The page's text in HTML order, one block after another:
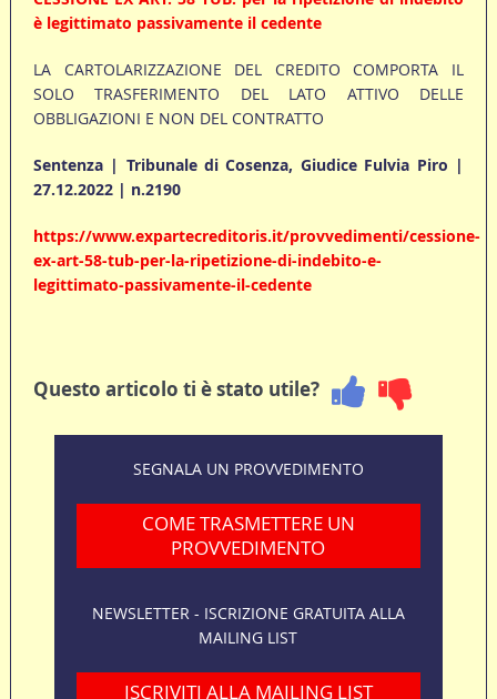
è legittimato passivamente il cedente
LA CARTOLARIZZAZIONE DEL CREDITO COMPORTA IL
SOLO TRASFERIMENTO DEL LATO ATTIVO DELLE
OBBLIGAZIONI E NON DEL CONTRATTO
Sentenza | Tribunale di Cosenza, Giudice Fulvia Piro |
27.12.2022 | n.2190
https://www.expartecreditoris.it/provvedimenti/cessione-
ex-art-58-tub-per-la-ripetizione-di-indebito-e-
legittimato-passivamente-il-cedente
Questo articolo ti è stato utile?
SEGNALA UN PROVVEDIMENTO
COME TRASMETTERE UN
PROVVEDIMENTO
NEWSLETTER - ISCRIZIONE GRATUITA ALLA
MAILING LIST
ISCRIVITI ALLA MAILING LIST